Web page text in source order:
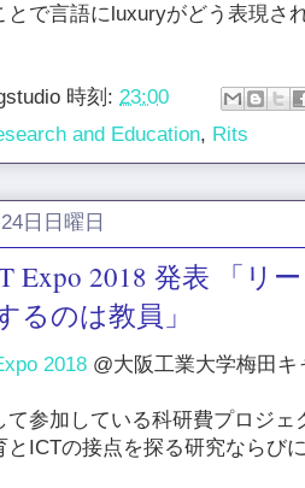
とで言語にluxuryがどう表現さ
時刻: 23:00
and Education, Rits
日日曜日
Expo 2018 発表 「リ
るのは教員」
2018 @大阪工業大学梅田
て参加している科研費プロジ
とICTの接点を探る研究ならび